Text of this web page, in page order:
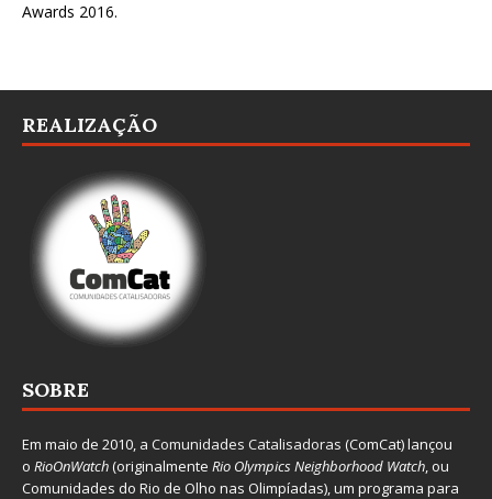
Awards 2016.
REALIZAÇÃO
SOBRE
Em maio de 2010, a Comunidades Catalisadoras (ComCat) lançou
o RioOnWatch(originalmente Rio Olympics Neighborhood Watch, ou
Comunidades do Rio de Olho nas Olimpíadas), um programa para